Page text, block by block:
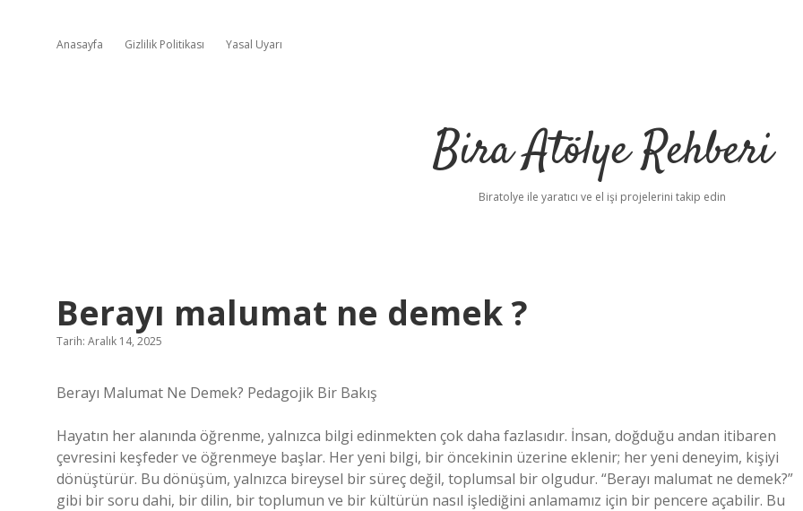
Anasayfa Gizlilik Politikası Yasal Uyarı
Bira Atölye Rehberi
Biratolye ile yaratıcı ve el işi projelerini takip edin
Berayı malumat ne demek ?
Tarih: Aralık 14, 2025
Berayı Malumat Ne Demek? Pedagojik Bir Bakış
Hayatın her alanında öğrenme, yalnızca bilgi edinmekten çok daha fazlasıdır. İnsan, doğduğu andan itibaren
çevresini keşfeder ve öğrenmeye başlar. Her yeni bilgi, bir öncekinin üzerine eklenir; her yeni deneyim, kişiyi
dönüştürür. Bu dönüşüm, yalnızca bireysel bir süreç değil, toplumsal bir olgudur. “Berayı malumat ne demek?”
gibi bir soru dahi, bir dilin, bir toplumun ve bir kültürün nasıl işlediğini anlamamız için bir pencere açabilir. Bu